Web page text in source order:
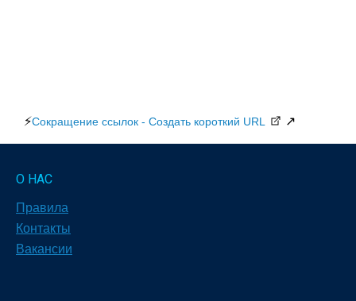
⚡Сокращение ссылок - Создать короткий URL ↗
О НАС
Правила
Контакты
Вакансии